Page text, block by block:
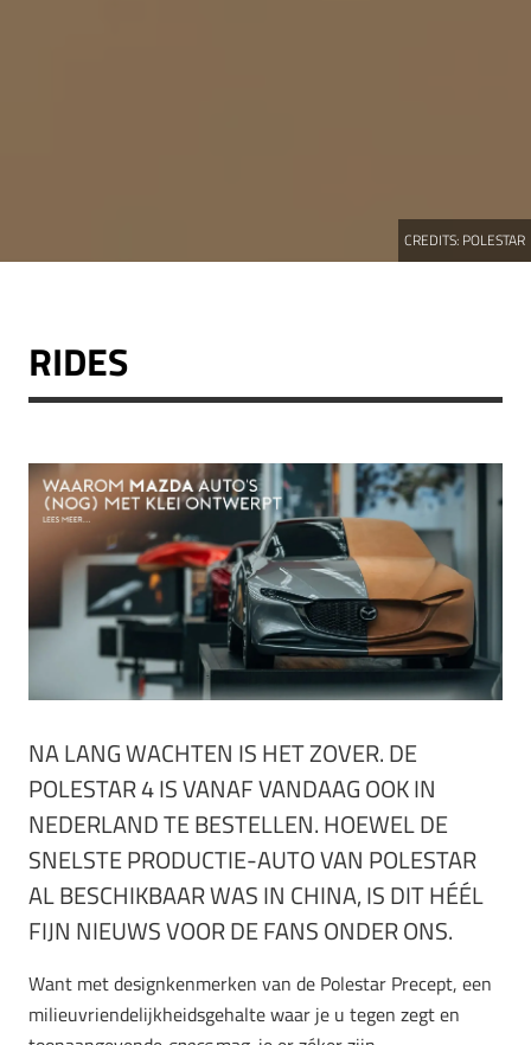
CREDITS: POLESTAR
RIDES
NA LANG WACHTEN IS HET ZOVER. DE
POLESTAR 4 IS VANAF VANDAAG OOK IN
NEDERLAND TE BESTELLEN. HOEWEL DE
SNELSTE PRODUCTIE-AUTO VAN POLESTAR
AL BESCHIKBAAR WAS IN CHINA, IS DIT HÉÉL
FIJN NIEUWS VOOR DE FANS ONDER ONS.
Want met designkenmerken van de Polestar Precept, een
milieuvriendelijkheidsgehalte waar je u tegen zegt en